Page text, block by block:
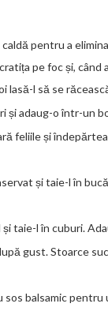
pentru a
pe foc și,
lasă-l să se
și adaug-o într-un
feliile și
și taie-l în
taie-l în cuburi.
gust. Stoarce
balsamic pentru